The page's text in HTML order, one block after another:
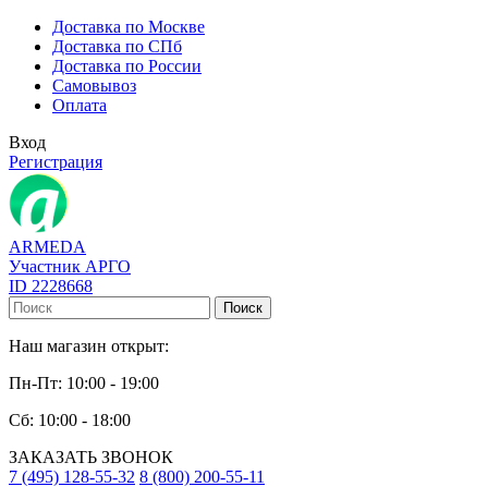
Доставка по Москве
Доставка по СПб
Доставка по России
Самовывоз
Оплата
Вход
Регистрация
ARMEDA
Участник АРГО
ID 2228668
Поиск
Наш магазин открыт:
Пн-Пт: 10:00 - 19:00
Сб: 10:00 - 18:00
ЗАКАЗАТЬ ЗВОНОК
7 (495) 128-55-32 8 (800) 200-55-11